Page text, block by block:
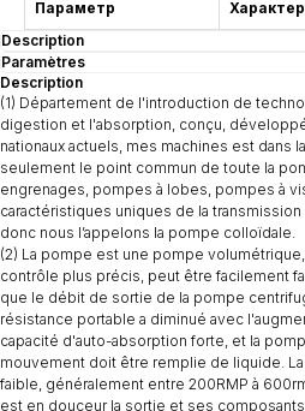
Параметр
Description
Paramètres
Description
(1) Département de l'introduction de
digestion et l'absorption, conçu,
nationaux actuels, mes machines est dans
seulement le point commun de toute la
engrenages, pompes à lobes, pompes à
caractéristiques uniques de la
donc nous l’appelons la pompe colloïdale.
(2) La pompe est une pompe
contrôle plus précis, peut être facilement
que le débit de sortie de la pompe
résistance portable a diminué avec
capacité d'auto-absorption forte, et la
mouvement doit être remplie de liquide.
faible, généralement entre 200RMP à
est en douceur la sortie et ses